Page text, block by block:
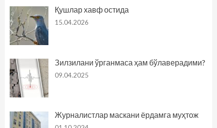
Қушлар хавф остида
15.04.2026
Зилзилани ўрганмаса ҳам бўлаверадими?
09.04.2025
Журналистлар маскани ёрдамга муҳтож